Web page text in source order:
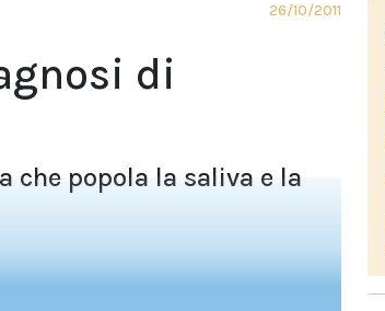
26/10/2011
di
che popola la saliva e la